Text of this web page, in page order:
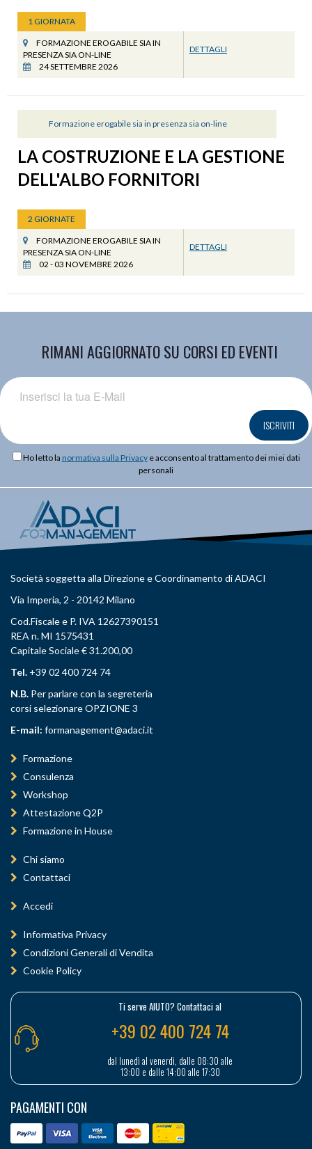
1 GIORNATA
FORMAZIONE EROGABILE SIA IN
PRESENZA SIA ON-LINE
24 SETTEMBRE 2026
DETTAGLI
Formazione erogabile sia in presenza sia on-line
LA COSTRUZIONE E LA GESTIONE
DELL'ALBO FORNITORI
2 GIORNATE
FORMAZIONE EROGABILE SIA IN
PRESENZA SIA ON-LINE
02 - 03 NOVEMBRE 2026
DETTAGLI
RIMANI AGGIORNATO SU CORSI ED EVENTI
ISCRIVITI
Ho letto la normativa sulla Privacye acconsento al trattamento dei miei dati
personali
Società soggetta alla Direzione e Coordinamento di ADACI
Via Imperia, 2 - 20142 Milano
Cod.Fiscale e P. IVA 12627390151
REA n. MI 1575431
Capitale Sociale € 31.200,00
Tel. +39 02 400 724 74
N.B. Per parlare con la segreteria
corsi selezionare OPZIONE 3
E-mail: formanagement@adaci.it
Formazione
Consulenza
Workshop
Attestazione Q2P
Formazione in House
Chi siamo
Contattaci
Accedi
Informativa Privacy
Condizioni Generali di Vendita
Cookie Policy
Ti serve AIUTO? Contattaci al
+39 02 400 724 74
dal lunedì al venerdì, dalle 08:30 alle
13:00 e dalle 14:00 alle 17:30
PAGAMENTI CON